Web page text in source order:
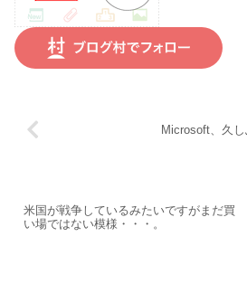
Microsoft、久し
米国が戦争しているみたいですがまだ買
い場ではない模様・・・。